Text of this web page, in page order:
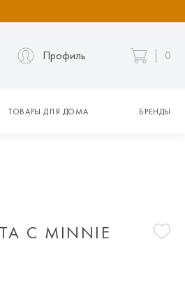
Профиль 0
ТОВАРЫ ДЛЯ ДОМА БРЕНДЫ
С MINNIE